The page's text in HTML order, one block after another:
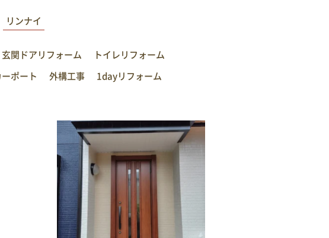
リンナイ
玄関ドアリフォーム トイレリフォーム
ーポート 外構工事 1dayリフォーム